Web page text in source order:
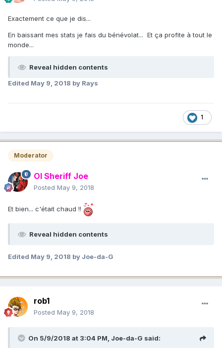
Exactement ce que je dis...
En baissant mes stats je fais du bénévolat... Et ça profite à tout le
monde...
Reveal hidden contents
Edited May 9, 2018 by Rays
1
Moderator
Ol Sheriff Joe
Posted May 9, 2018
Et bien... c'était chaud !!
Reveal hidden contents
Edited May 9, 2018 by Joe-da-G
rob1
Posted May 9, 2018
On 5/9/2018 at 3:04 PM, Joe-da-G said: